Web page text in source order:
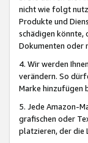
nicht wie folgt
Produkte und
schädigen könnte,
Dokumenten oder
4. Wir werden
verändern. So
Marke hinzufügen
5. Jede Amazon-
grafischen oder
platzieren, der die